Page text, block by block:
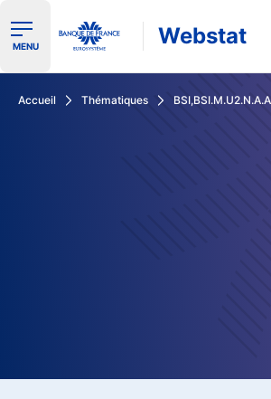
Ouvrir le menu de navigation
MENU Webstat
Accueil Thématiques